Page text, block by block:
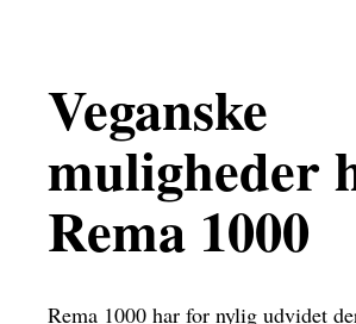
Veganske
muligheder
Rema 1000
Rema 1000 har for nylig udvidet